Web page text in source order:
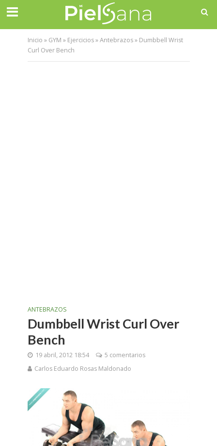
Inicio » GYM » Ejercicios»Antebrazos» Dumbbell Wrist
Curl Over Bench
ANTEBRAZOS
Dumbbell Wrist Curl Over
Bench
19 abril, 2012 18:54
5 comentarios
Carlos Eduardo Rosas Maldonado